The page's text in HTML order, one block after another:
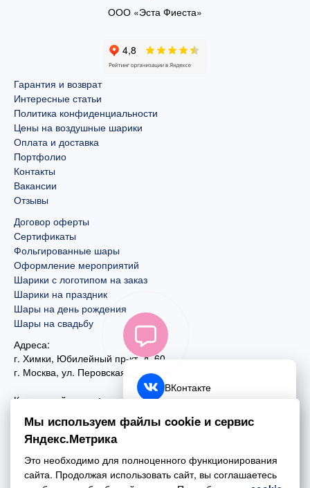
ООО «Эста Фиеста»
Гарантия и возврат
Интересные статьи
Политика конфиденциальности
Цены на воздушные шарики
Оплата и доставка
Портфолио
Контакты
Вакансии
Отзывы
Договор оферты
Сертификаты
Фольгированные шары
Оформление мероприятий
Шарики с логотипом на заказ
Шарики на праздник
Шары на день рождения
Шары на свадьбу
Адреса:
г. Химки, Юбилейный пр-кт, д. 60
г. Москва, ул. Перовская, д. 59
Контактный номер:
+7 (495) 970-44-75
Почта:
mail@esta-fiesta.ru
ВКонтакте
Telegram
Обратный звонок
Мы используем файлы cookie и сервис
Яндекс.Метрика
Это необходимо для полноценного функционирования
сайта. Продолжая использовать сайт, вы соглашаетесь